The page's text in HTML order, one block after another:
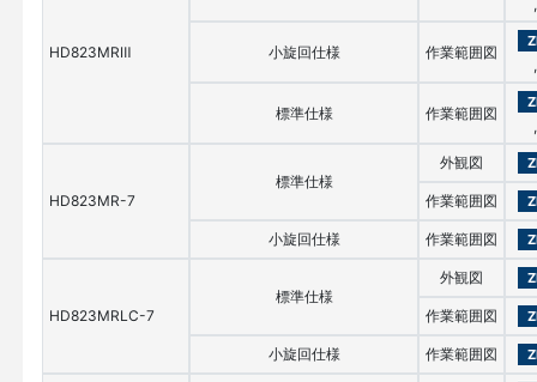
HD823MRⅢ
,
小旋回仕様 作業範囲図
,
標準仕様 作業範囲図
,
HD823MR-7
標準仕様
外観図
作業範囲図
小旋回仕様 作業範囲図
HD823MRLC-7
標準仕様
外観図
作業範囲図
小旋回仕様 作業範囲図